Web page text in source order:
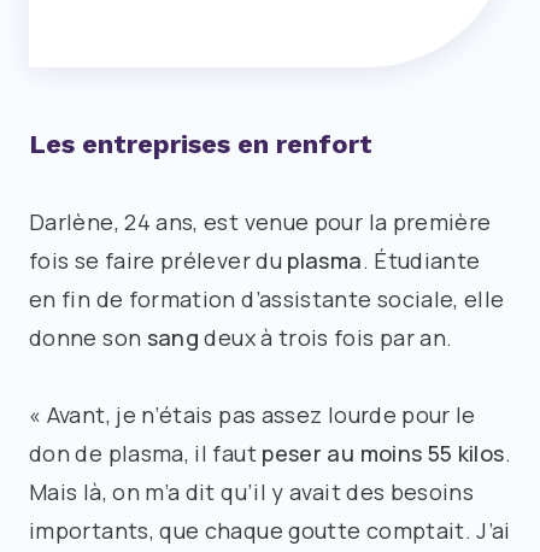
Les entreprises en renfort
Darlène, 24 ans, est venue pour la première
fois se faire prélever du plasma. Étudiante
en fin de formation d’assistante sociale, elle
donne son sang deux à trois fois par an.
« Avant, je n’étais pas assez lourde pour le
don de plasma, il faut peser au moins 55 kilos.
Mais là, on m’a dit qu’il y avait des besoins
importants, que chaque goutte comptait. J’ai